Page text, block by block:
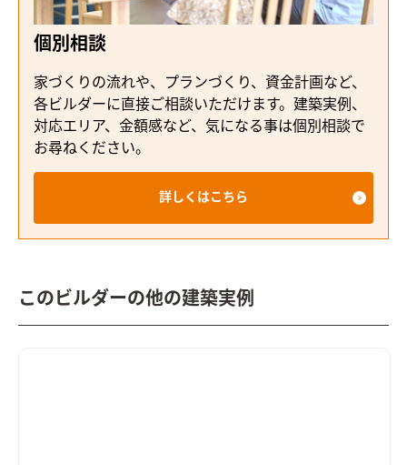
個別相談
家づくりの流れや、プランづくり、資金計画など、
各ビルダーに直接ご相談いただけます。建築実例、
対応エリア、金額感など、気になる事は個別相談で
お尋ねください。
詳しくはこちら
このビルダーの他の建築実例